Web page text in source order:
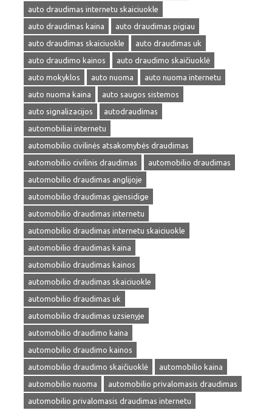
auto draudimas internetu skaiciuokle
auto draudimas kaina
auto draudimas pigiau
auto draudimas skaiciuokle
auto draudimas uk
auto draudimo kainos
auto draudimo skaičiuoklė
auto mokyklos
auto nuoma
auto nuoma internetu
auto nuoma kaina
auto saugos sistemos
auto signalizacijos
autodraudimas
automobiliai internetu
automobilio civilinės atsakomybės draudimas
automobilio civilinis draudimas
automobilio draudimas
automobilio draudimas anglijoje
automobilio draudimas gjensidige
automobilio draudimas internetu
automobilio draudimas internetu skaiciuokle
automobilio draudimas kaina
automobilio draudimas kainos
automobilio draudimas skaiciuokle
automobilio draudimas uk
automobilio draudimas uzsienyje
automobilio draudimo kaina
automobilio draudimo kainos
automobilio draudimo skaičiuoklė
automobilio kaina
automobilio nuoma
automobilio privalomasis draudimas
automobilio privalomasis draudimas internetu